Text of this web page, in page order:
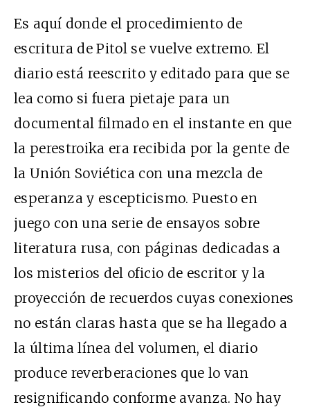
Es aquí donde el procedimiento de
escritura de Pitol se vuelve extremo. El
diario está reescrito y editado para que se
lea como si fuera pietaje para un
documental filmado en el instante en que
la perestroika era recibida por la gente de
la Unión Soviética con una mezcla de
esperanza y escepticismo. Puesto en
juego con una serie de ensayos sobre
literatura rusa, con páginas dedicadas a
los misterios del oficio de escritor y la
proyección de recuerdos cuyas conexiones
no están claras hasta que se ha llegado a
la última línea del volumen, el diario
produce reverberaciones que lo van
resignificando conforme avanza. No hay